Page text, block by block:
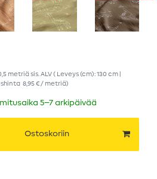
metriäsis. ALV( Leveys (cm): 130 cm |
8,95 € / metriä)
5–7 arkipäivää
Ostoskoriin